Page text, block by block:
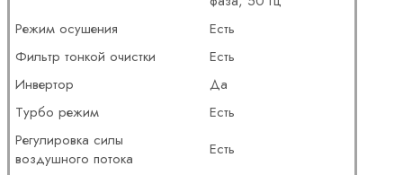
Режим осушения
Есть
Фильтр тонкой очистки
Есть
Инвертор
Да
Турбо режим
Есть
Регулировка силы
воздушного потока
Есть